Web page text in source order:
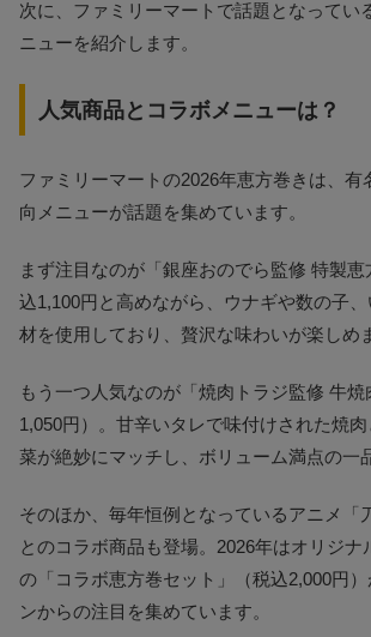
次に、ファミリーマートで話題となってい
ニューを紹介します。
人気商品とコラボメニューは？
ファミリーマートの2026年恵方巻きは、有
向メニューが話題を集めています。
まず注目なのが「銀座おのでら監修 特製恵
込1,100円と高めながら、ウナギや数の子
材を使用しており、贅沢な味わいが楽しめ
もう一つ人気なのが「焼肉トラジ監修 牛
1,050円）。甘辛いタレで味付けされた焼
菜が絶妙にマッチし、ボリューム満点の一
そのほか、毎年恒例となっているアニメ「
とのコラボ商品も登場。2026年はオリジナ
の「コラボ恵方巻セット」（税込2,000円
ンからの注目を集めています。